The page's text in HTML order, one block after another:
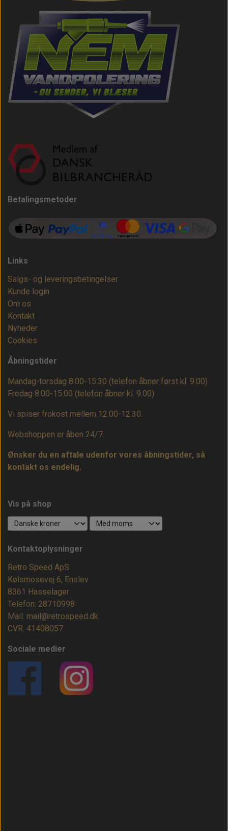
Betalingsmetoder
Links
Salgs- og leveringsbetingelser
Kunde login
Om os
Kontakt
Nyheder
Cookies
Åbningstider
Mandag-torsdag 8:00-15:30 (telefon åbner først kl. 9.00)
Fredag 8:00-15:00 (telefon åbner kl. 9.00)
Vi spiser frokost mellem 12.00-12.30.
Webshoppen er åben 24/7.
Ønsker du en aftale udenfor vores åbningstider, så
kontakt os endelig.
Vis på shop
Kontaktoplysninger
Retro Speed ApS
Kølsmosevej 6, Enslev
8361 Hasselager
Telefon: 28710998
Mail: mail@retrospeed.dk
CVR: 41408057
Sociale medier